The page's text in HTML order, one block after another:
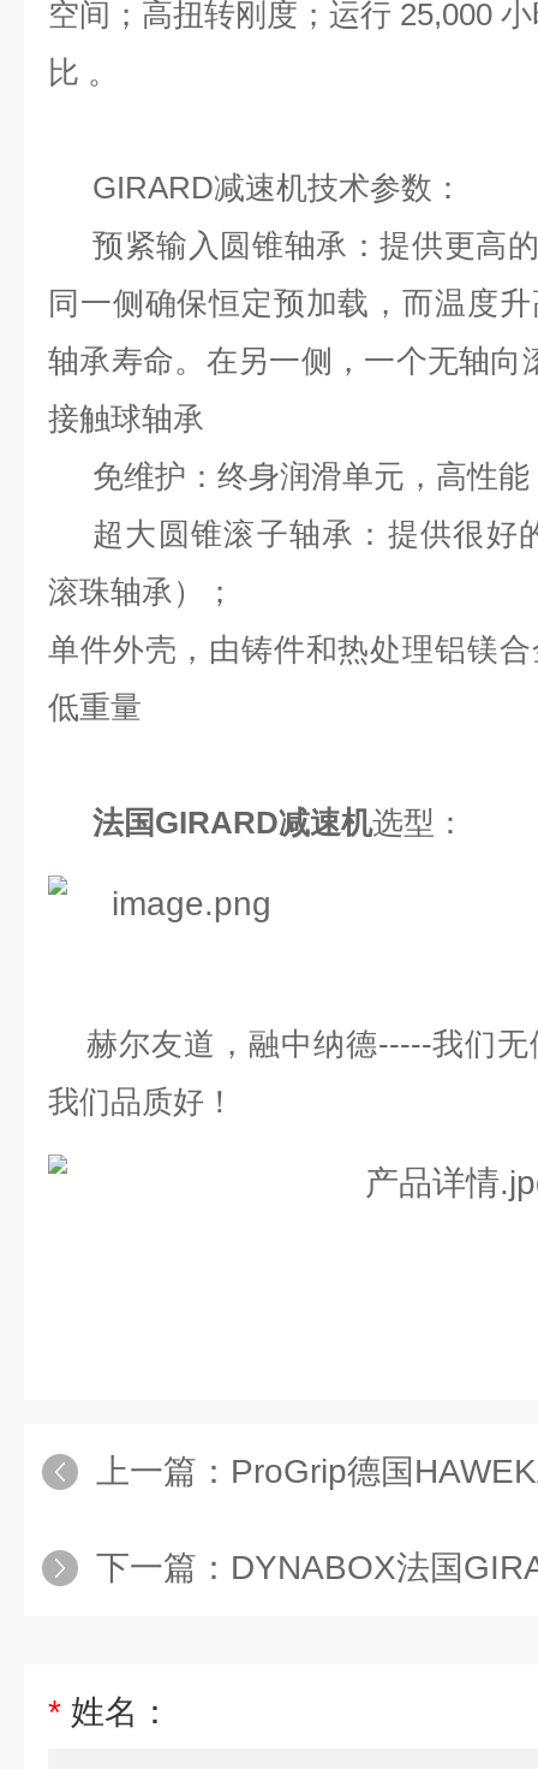
空间；高扭转刚度；运行 25,000
比 。
GIRARD减速机技术参数：
预紧输入圆锥轴承：提供更高
同一侧确保恒定预加载，而温度
轴承寿命。在另一侧，一个无轴向
接触球轴承
免维护：终身润滑单元，高性
超大圆锥滚子轴承：提供很好
滚珠轴承）；
单件外壳，由铸件和热处理铝镁
低重量
法国GIRARD减速机选型：
赫尔友道，融中纳德-----我们
我们品质好！
上一篇： ProGrip德国
下一篇： DYNABOX法国
* 姓名：